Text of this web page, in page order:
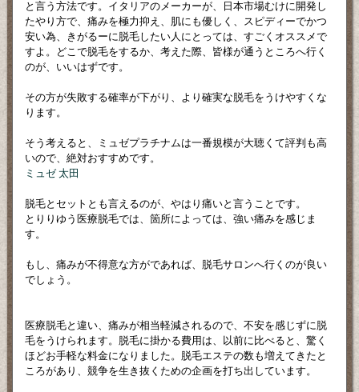
と言う方法です。イタリアのメーカーが、日本市場むけに開発し
たやり方で、痛みを極力抑え、肌にも優しく、スピディーでかつ
安い為、きがるーに脱毛したい人にとっては、すごくオススメで
すよ。どこで脱毛をするか、考えた際、皆様が通うところへ行く
のが、いいはずです。
その方が失敗する確率が下がり、より確実な脱毛をうけやすくな
ります。
そう考えると、ミュゼプラチナムは一番規模が大聴くて評判も高
いので、絶対おすすめです。
ミュゼ 太田
脱毛とセットとも言えるのが、やはり痛いと言うことです。
とりりゆう医療脱毛では、箇所によっては、強い痛みを感じま
す。
もし、痛みが不得意な方がであれば、脱毛サロンへ行くのが良い
でしょう。
医療脱毛と違い、痛みが相当軽減されるので、不安を感じずに脱
毛をうけられます。脱毛に掛かる費用は、以前に比べると、驚く
ほどお手軽な料金になりました。脱毛エステの数も増えてきたと
ころがあり、競争を生き抜くための企画を打ち出しています。